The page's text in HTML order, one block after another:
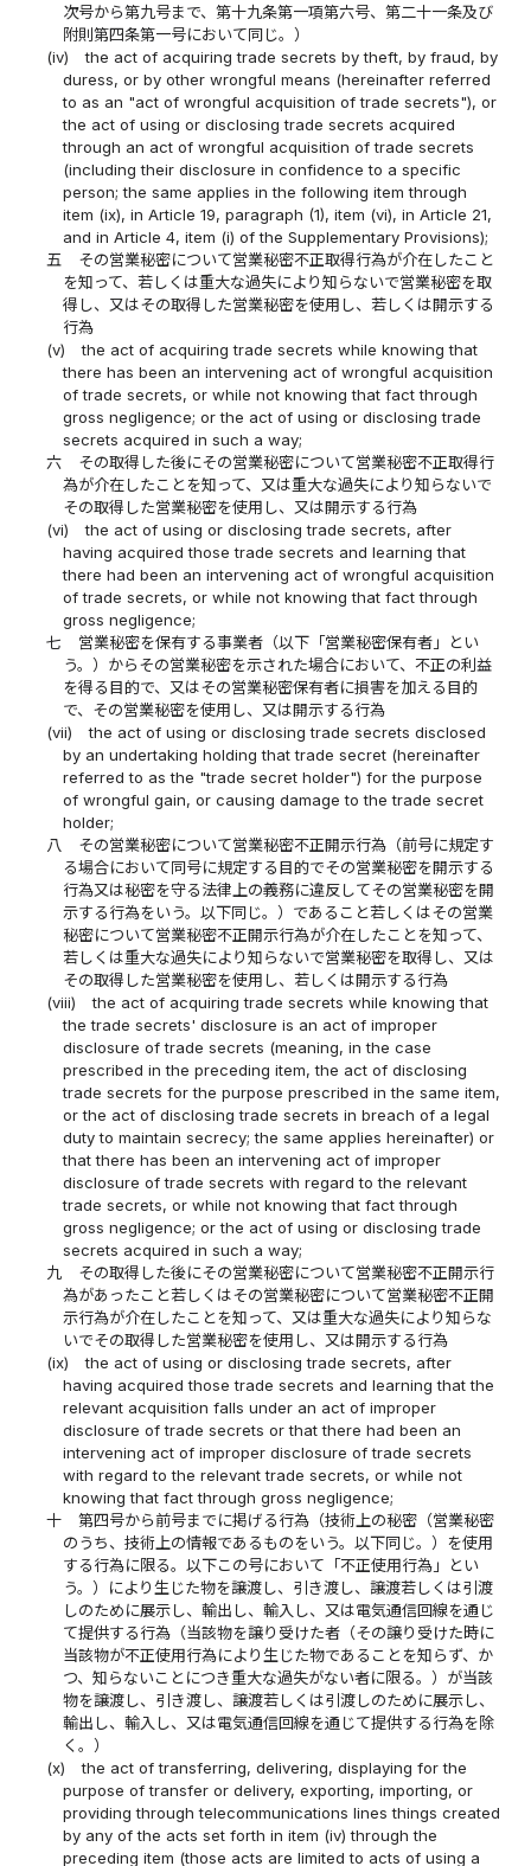
次号から第九号まで、第十九条第一項第六号、第二十一条及び
附則第四条第一号において同じ。）
(iv)
the act of acquiring trade secrets by theft, by fraud, by
duress, or by other wrongful means (hereinafter referred
to as an "act of wrongful acquisition of trade secrets"), or
the act of using or disclosing trade secrets acquired
through an act of wrongful acquisition of trade secrets
(including their disclosure in confidence to a specific
person; the same applies in the following item through
item (ix), in Article 19, paragraph (1), item (vi), in Article 21,
and in Article 4, item (i) of the Supplementary Provisions);
五
その営業秘密について営業秘密不正取得行為が介在したこと
を知って、若しくは重大な過失により知らないで営業秘密を取
得し、又はその取得した営業秘密を使用し、若しくは開示する
行為
(v)
the act of acquiring trade secrets while knowing that
there has been an intervening act of wrongful acquisition
of trade secrets, or while not knowing that fact through
gross negligence; or the act of using or disclosing trade
secrets acquired in such a way;
六
その取得した後にその営業秘密について営業秘密不正取得行
為が介在したことを知って、又は重大な過失により知らないで
その取得した営業秘密を使用し、又は開示する行為
(vi)
the act of using or disclosing trade secrets, after
having acquired those trade secrets and learning that
there had been an intervening act of wrongful acquisition
of trade secrets, or while not knowing that fact through
gross negligence;
七
営業秘密を保有する事業者（以下「営業秘密保有者」とい
う。）からその営業秘密を示された場合において、不正の利益
を得る目的で、又はその営業秘密保有者に損害を加える目的
で、その営業秘密を使用し、又は開示する行為
(vii)
the act of using or disclosing trade secrets disclosed
by an undertaking holding that trade secret (hereinafter
referred to as the "trade secret holder") for the purpose
of wrongful gain, or causing damage to the trade secret
holder;
八
その営業秘密について営業秘密不正開示行為（前号に規定す
る場合において同号に規定する目的でその営業秘密を開示する
行為又は秘密を守る法律上の義務に違反してその営業秘密を開
示する行為をいう。以下同じ。）であること若しくはその営業
秘密について営業秘密不正開示行為が介在したことを知って、
若しくは重大な過失により知らないで営業秘密を取得し、又は
その取得した営業秘密を使用し、若しくは開示する行為
(viii)
the act of acquiring trade secrets while knowing that
the trade secrets' disclosure is an act of improper
disclosure of trade secrets (meaning, in the case
prescribed in the preceding item, the act of disclosing
trade secrets for the purpose prescribed in the same item,
or the act of disclosing trade secrets in breach of a legal
duty to maintain secrecy; the same applies hereinafter) or
that there has been an intervening act of improper
disclosure of trade secrets with regard to the relevant
trade secrets, or while not knowing that fact through
gross negligence; or the act of using or disclosing trade
secrets acquired in such a way;
九
その取得した後にその営業秘密について営業秘密不正開示行
為があったこと若しくはその営業秘密について営業秘密不正開
示行為が介在したことを知って、又は重大な過失により知らな
いでその取得した営業秘密を使用し、又は開示する行為
(ix)
the act of using or disclosing trade secrets, after
having acquired those trade secrets and learning that the
relevant acquisition falls under an act of improper
disclosure of trade secrets or that there had been an
intervening act of improper disclosure of trade secrets
with regard to the relevant trade secrets, or while not
knowing that fact through gross negligence;
十
第四号から前号までに掲げる行為（技術上の秘密（営業秘密
のうち、技術上の情報であるものをいう。以下同じ。）を使用
する行為に限る。以下この号において「不正使用行為」とい
う。）により生じた物を譲渡し、引き渡し、譲渡若しくは引渡
しのために展示し、輸出し、輸入し、又は電気通信回線を通じ
て提供する行為（当該物を譲り受けた者（その譲り受けた時に
当該物が不正使用行為により生じた物であることを知らず、か
つ、知らないことにつき重大な過失がない者に限る。）が当該
物を譲渡し、引き渡し、譲渡若しくは引渡しのために展示し、
輸出し、輸入し、又は電気通信回線を通じて提供する行為を除
く。）
(x)
the act of transferring, delivering, displaying for the
purpose of transfer or delivery, exporting, importing, or
providing through telecommunications lines things created
by any of the acts set forth in item (iv) through the
preceding item (those acts are limited to acts of using a